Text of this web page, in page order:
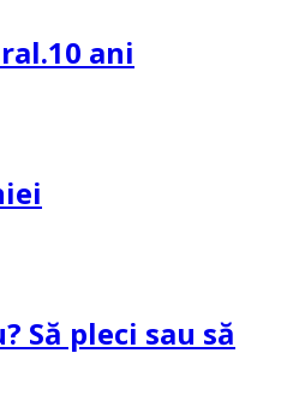
ani
Să pleci sau să